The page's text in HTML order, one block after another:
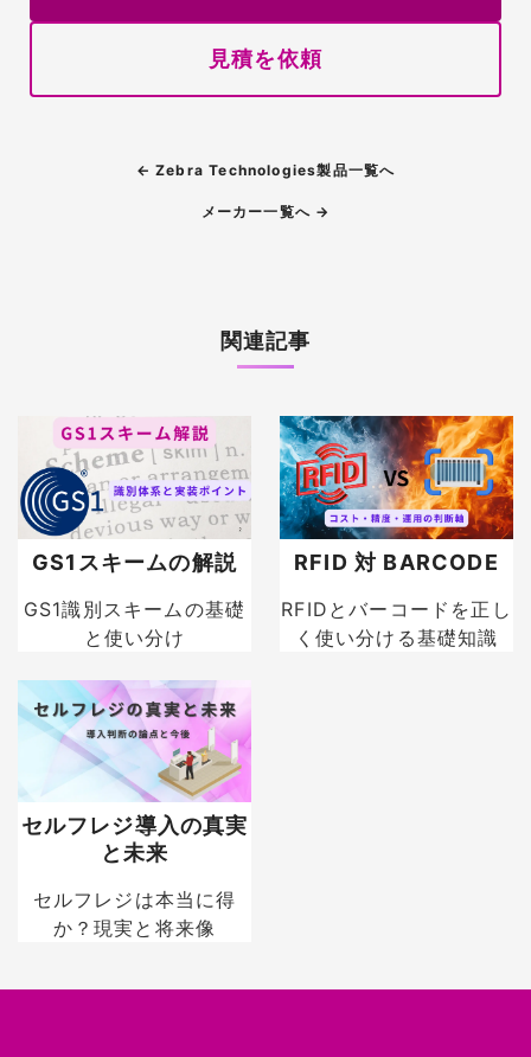
見積を依頼
← Zebra Technologies製品一覧へ
メーカー一覧へ →
関連記事
GS1スキームの解説
GS1識別スキームの基礎
と使い分け
RFID 対 BARCODE
RFIDとバーコードを正し
く使い分ける基礎知識
セルフレジ導入の真実
と未来
セルフレジは本当に得
か？現実と将来像